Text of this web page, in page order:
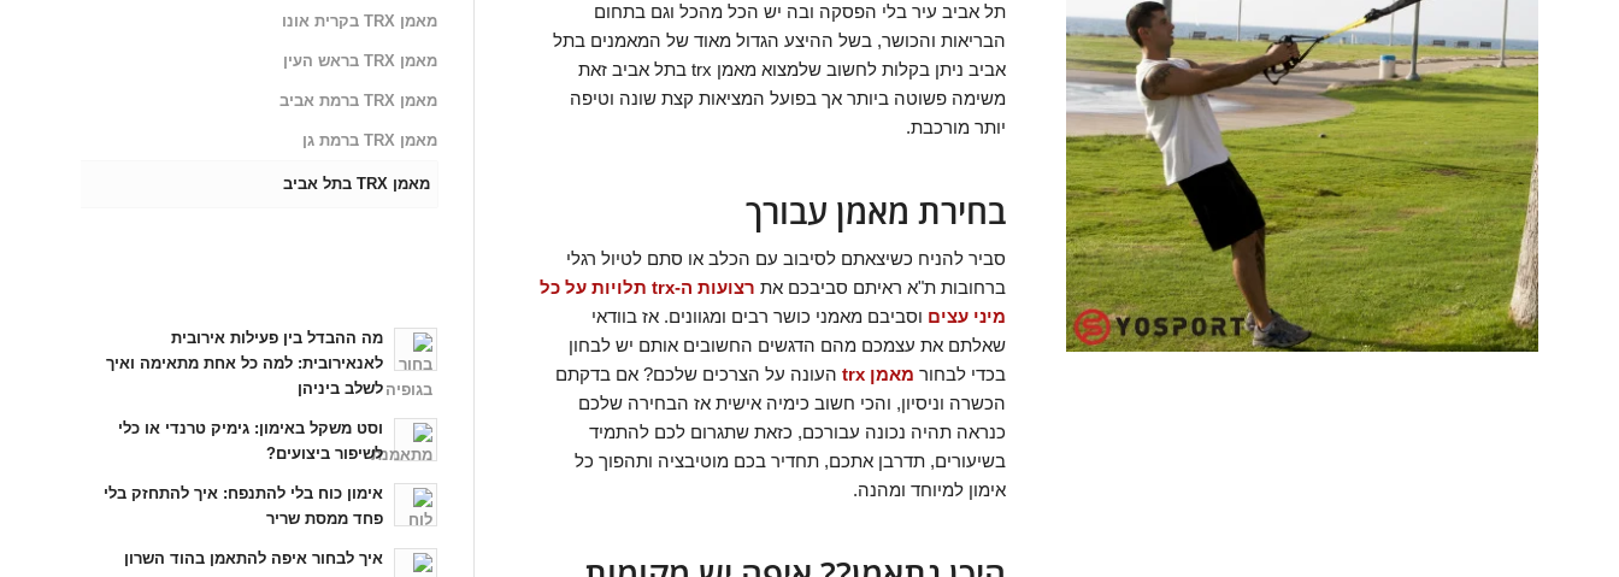
תל אביב עיר בלי הפסקה ובה יש הכל מהכל וגם בתחום
הבריאות והכושר, בשל ההיצע הגדול מאוד של המאמנים בתל
אביב ניתן בקלות לחשוב שלמצוא מאמן trx בתל אביב זאת
משימה פשוטה ביותר אך בפועל המציאות קצת שונה וטיפה
יותר מורכבת.
בחירת מאמן עבורך
סביר להניח כשיצאתם לסיבוב עם הכלב או סתם לטיול רגלי
ברחובות ת"א ראיתם סביבכם את
רצועות ה-trx תלויות על כל
מיני עצים וסביבם מאמני כושר רבים ומגוונים. אז בוודאי
שאלתם את עצמכם מהם הדגשים החשובים אותם יש לבחון
בכדי לבחור מאמן trx
העונה על הצרכים שלכם? אם בדקתם
הכשרה וניסיון, והכי חשוב כימיה אישית אז הבחירה שלכם
כנראה תהיה נכונה עבורכם, כזאת שתגרום לכם להתמיד
בשיעורים, תדרבן אתכם, תחדיר בכם מוטיבציה ותהפוך כל
אימון למיוחד ומהנה.
מאמן TRX בקרית אונו
מאמן TRX בראש העין
מאמן TRX ברמת אביב
מאמן TRX ברמת גן
מאמן TRX בתל אביב
מה ההבדל בין פעילות אירובית
לאנאירובית: למה כל אחת מתאימה ואיך
לשלב ביניהן
וסט משקל באימון: גימיק טרנדי או כלי
לשיפור ביצועים?
אימון כוח בלי להתנפח: איך להתחזק בלי
פחד ממסת שריר
איך לבחור איפה להתאמן בהוד השרון